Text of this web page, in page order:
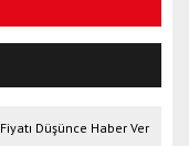
Fiyatı Düşünce Haber Ver